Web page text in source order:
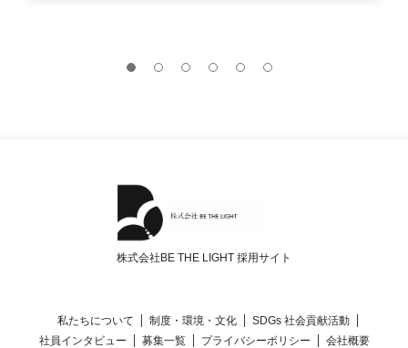
株式会社BE THE LIGHT 採用サイト
私たちについて 制度・環境・文化
SDGs 社会貢献活動
社員インタビュー
募集一覧 プライバシーポリシー 会社概要